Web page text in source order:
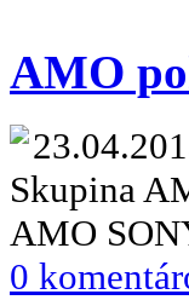
AMO
Skupina
AMO
0